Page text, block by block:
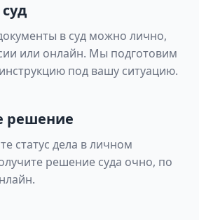
в суд можно лично,
или онлайн. Мы подготовим
под вашу ситуацию.
решение
статус дела в личном
решение суда очно, по